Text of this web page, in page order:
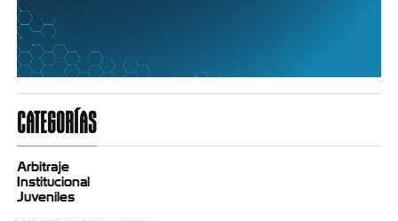
CATEGORÍAS
Arbitraje
Institucional
Juveniles